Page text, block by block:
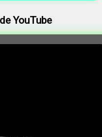
YouTube